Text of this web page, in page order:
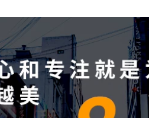
ép nhạy cảm Da mắt
đặc biệt Mặt ba
trong một chất lỏng
chính thức chính
thức Bồ Đào Nha
511,000
膜 贴 黑 黑 黑 黑 黑
黑 抗 抗 抗 抗 抗 抗
抗 抗 纹 抗 黑 kem
mắt elixir